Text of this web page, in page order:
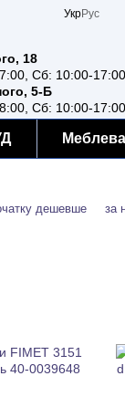
УкрРус
18
Сб: 10:00-
5-Б
Сб: 10:00-
дешевше за